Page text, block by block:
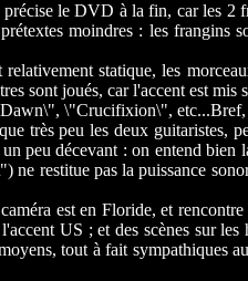
le DVD à la fin, car les 2
moindres : les frangins
statique, les
sont joués, car l'accent est
\"Crucifixion\",
très peu les deux guitaristes,
peu décevant : on entend
restitue pas la puissance
est en Floride, et
US ; et des scènes sur
tout à fait sympathiques